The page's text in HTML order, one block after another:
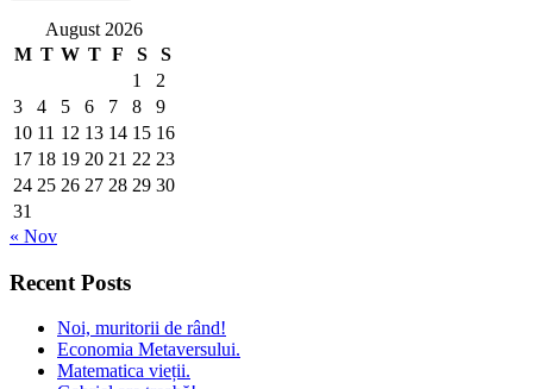
August 2026
M T W T F S
S
1
2
3
4 5 6 7 8
9
10 11 12 13 14 15 16
17 18 19 20 21 22 23
24 25 26 27 28 29 30
31
« Nov
Recent Posts
Noi, muritorii de rând!
Economia Metaversului.
Matematica vieții.